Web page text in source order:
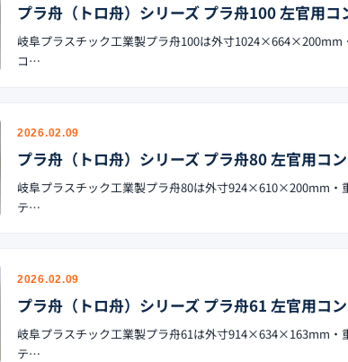
プラ舟（トロ舟）シリーズ プラ舟100 左官用
岐阜プラスチック工業製プラ舟100は外寸1024×664×200mm
コ…
2026.02.09
プラ舟（トロ舟）シリーズ プラ舟80 左官用コ
岐阜プラスチック工業製プラ舟80は外寸924×610×200mm・
テ…
2026.02.09
プラ舟（トロ舟）シリーズ プラ舟61 左官用コ
岐阜プラスチック工業製プラ舟61は外寸914×634×163mm・
テ…